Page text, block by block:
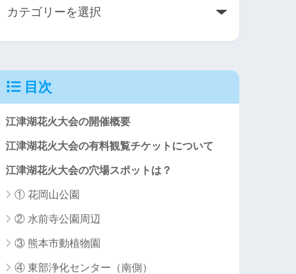
目次
江津湖花火大会の開催概要
江津湖花火大会の有料観覧チケットについて
江津湖花火大会の穴場スポットは？
① 花岡山公園
② 水前寺公園周辺
③ 熊本市動植物園
④ 東部浄化センター（南側）